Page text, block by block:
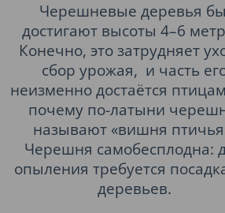
Черешневые деревья
достигают высоты 4–6
Конечно, это затрудняет
сбор урожая, и часть
неизменно достаётся
почему по-латыни
называют «вишня
Черешня самобесплодна:
опыления требуется
деревьев.